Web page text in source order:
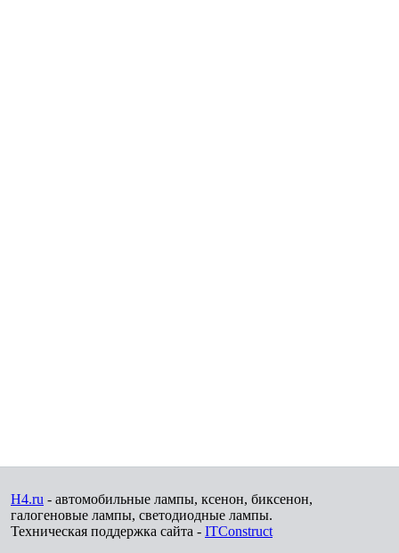
H4.ru - автомобильные лампы, ксенон, биксенон,
галогеновые лампы, светодиодные лампы.
Техническая поддержка сайта - ITConstruct